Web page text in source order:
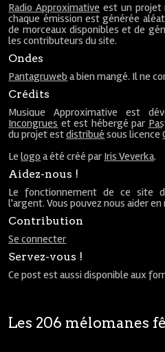
Radio Approximative est un projet
chaque émission est générée
de morceaux disponibles et de
les contributeurs du site.
Ondes
Pantagruweb a bien mangé. Il ne
Crédits
Musique Approximative est
Incongrues et est hébergé par
du projet estdistribué sous licence
Lelogo a été créé par Iris Veverka.
Aidez-nous !
Le fonctionnement de ce site
l'argent. Vous pouvez nous aider
Contribution
Se connecter
Servez-vous !
Ce post est aussi disponible aux
Les 206 mélomanes